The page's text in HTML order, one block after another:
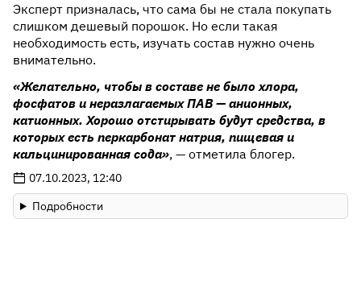
Эксперт призналась, что сама бы не стала покупать
слишком дешевый порошок. Но если такая
необходимость есть, изучать состав нужно очень
внимательно.
«Желательно, чтобы в составе не было хлора,
фосфатов и неразлагаемых ПАВ — анионных,
катионных. Хорошо отстирывать будут средства, в
которых есть перкарбонат натрия, пищевая и
кальцинированная сода», — отметила блогер.
07.10.2023, 12:40
Подробности